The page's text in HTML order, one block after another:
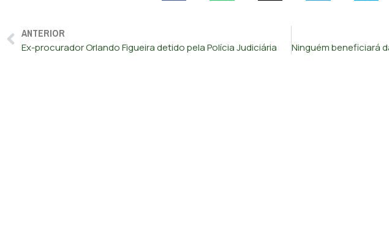
ANTERIOR
Ex-procurador Orlando Figueira detido pela Polícia Judiciária